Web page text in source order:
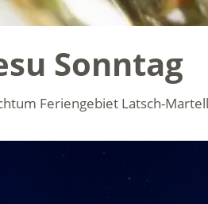
Sonntag
Feriengebiet Latsch-